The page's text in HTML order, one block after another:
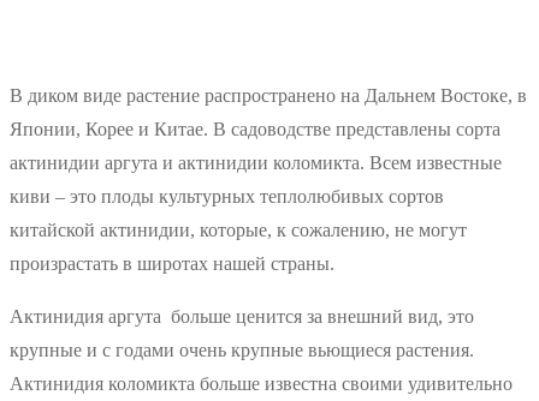
В диком виде растение распространено на Дальнем Востоке, в
Японии, Корее и Китае. В садоводстве представлены сорта
актинидии аргута и актинидии коломикта. Всем известные
киви – это плоды культурных теплолюбивых сортов
китайской актинидии, которые, к сожалению, не могут
произрастать в широтах нашей страны.
Актинидия аргута больше ценится за внешний вид, это
крупные и с годами очень крупные вьющиеся растения.
Актинидия коломикта больше известна своими удивительно